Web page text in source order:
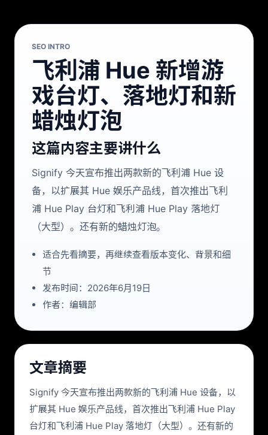
SEO INTRO
飞利浦 Hue 新增游
戏台灯、落地灯和新
蜡烛灯泡
这篇内容主要讲什么
Signify 今天宣布推出两款新的飞利浦 Hue 设
备，以扩展其 Hue 娱乐产品线，首次推出飞利
浦 Hue Play 台灯和飞利浦 Hue Play 落地灯
（大型）。还有新的蜡烛灯泡。
适合先看摘要，再继续查看版本变化、背景和细
节
发布时间：2026年6月19日
作者：编辑部
文章摘要
Signify 今天宣布推出两款新的飞利浦 Hue 设备，以
扩展其 Hue 娱乐产品线，首次推出飞利浦 Hue Play
台灯和飞利浦 Hue Play 落地灯（大型）。还有新的